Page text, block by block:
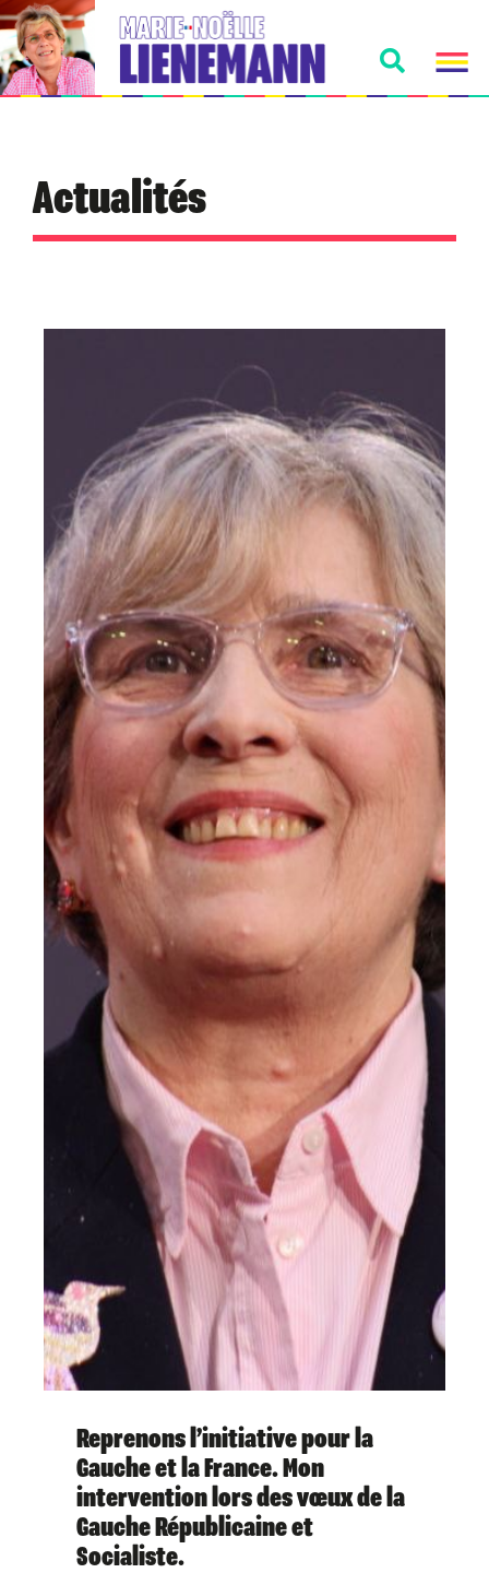
Actualités
Reprenons l’initiative pour la
Gauche et la France. Mon
intervention lors des vœux de la
Gauche Républicaine et
Socialiste.